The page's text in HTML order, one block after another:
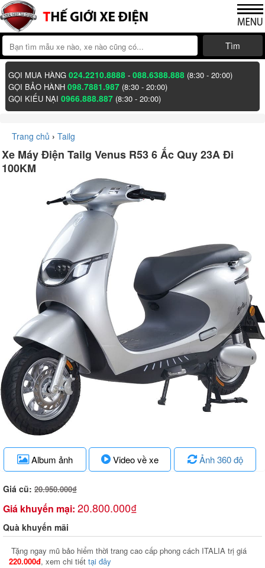
Tìm
GỌI MUA HÀNG024.2210.8888 -088.6388.888 (8:30 - 20:00)
GỌI BẢO HÀNH098.7881.987 (8:30 - 20:00)
GỌI KIẾU NẠI0966.888.887 (8:30 - 20:00)
Trang chủ › Tailg
Xe Máy Điện Tailg Venus R53 6 Ắc Quy 23A Đi
100KM
Album ảnh Video về xe Ảnh 360 độ
Giá cũ: 20.950.000₫
Giá khuyến mại: 20.800.000₫
Quà khuyến mãi
Tặng ngay mũ bảo hiểm thời trang cao cấp phong cách ITALIA trị giá
220.000đ, xem chi tiết tại đây